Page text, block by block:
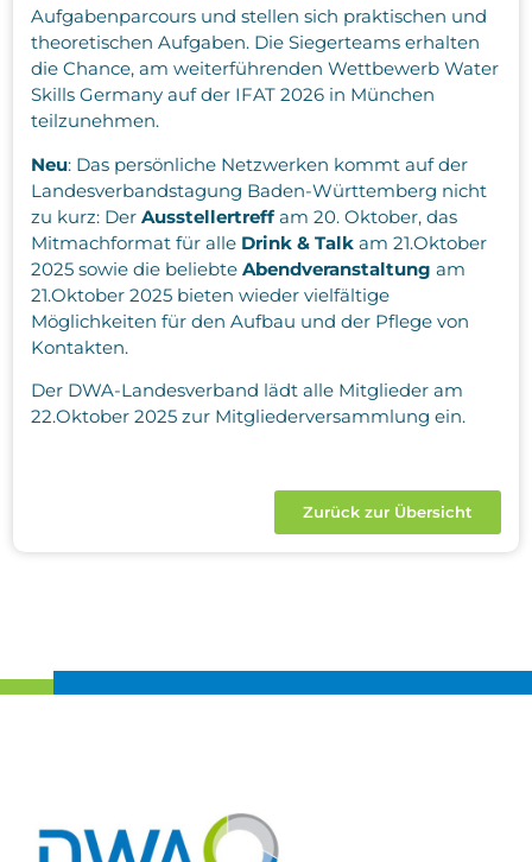
Aufgabenparcours und stellen sich praktischen und
theoretischen Aufgaben. Die Siegerteams erhalten
die Chance, am weiterführenden Wettbewerb Water
Skills Germany auf der IFAT 2026 in München
teilzunehmen.
Neu: Das persönliche Netzwerken kommt auf der
Landesverbandstagung Baden-Württemberg nicht
zu kurz: DerAusstellertreffam 20. Oktober, das
Mitmachformat für alle Drink & Talk am 21.Oktober
2025 sowie die beliebteAbendveranstaltung am
21.Oktober 2025 bieten wieder vielfältige
Möglichkeiten für den Aufbau und der Pflege von
Kontakten.
Der DWA-Landesverband lädt alle Mitglieder am
22.Oktober 2025 zur Mitgliederversammlung ein.
Zurück zur Übersicht